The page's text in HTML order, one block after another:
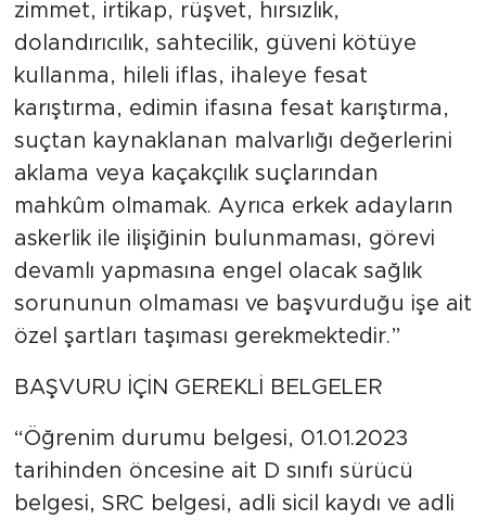
zimmet, irtikap, rüşvet, hırsızlık,
dolandırıcılık, sahtecilik, güveni kötüye
kullanma, hileli iflas, ihaleye fesat
karıştırma, edimin ifasına fesat karıştırma,
suçtan kaynaklanan malvarlığı değerlerini
aklama veya kaçakçılık suçlarından
mahkûm olmamak. Ayrıca erkek adayların
askerlik ile ilişiğinin bulunmaması, görevi
devamlı yapmasına engel olacak sağlık
sorununun olmaması ve başvurduğu işe ait
özel şartları taşıması gerekmektedir.”
BAŞVURU İÇİN GEREKLİ BELGELER
“Öğrenim durumu belgesi, 01.01.2023
tarihinden öncesine ait D sınıfı sürücü
belgesi, SRC belgesi, adli sicil kaydı ve adli